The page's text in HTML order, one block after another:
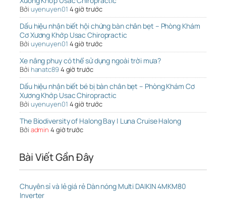
Bởi uyenuyen01 4 giờ trước
Dấu hiệu nhận biết hội chứng bàn chân bẹt – Phòng Khám
Cơ Xương Khớp Usac Chiropractic
Bởi uyenuyen01 4 giờ trước
Xe nâng phuy có thể sử dụng ngoài trời mưa?
Bởi hanatc894 giờ trước
Dấu hiệu nhận biết bé bị bàn chân bẹt – Phòng Khám Cơ
Xương Khớp Usac Chiropractic
Bởi uyenuyen01 4 giờ trước
The Biodiversity of Halong Bay | Luna Cruise Halong
Bởi admin 4 giờ trước
Bài Viết Gần Đây
Chuyên sỉ và lẻ giá rẻ Dàn nóng Multi DAIKIN 4MKM80
Inverter